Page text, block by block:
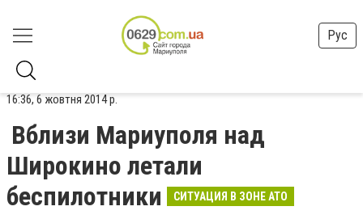
Рус
16:36, 6 жовтня 2014 р.
Вблизи Мариуполя над
Широкино летали
беспилотники
СИТУАЦИЯ В ЗОНЕ АТО